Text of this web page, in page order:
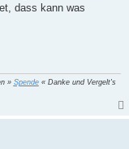
dass kann was
» Spende« Danke und Vergelt's